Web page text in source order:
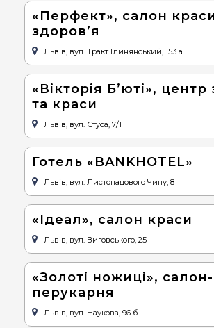
«Перфект», салон
здоров’я
Львів, вул. Тракт Глинянський, 153 а
«Вікторія Б’юті», центр
та краси
Львів, вул. Стуса, 7/1
Готель «BANKHOTEL»
Львів, вул. Листопадового Чину, 8
«Ідеал», салон краси
Львів, вул. Виговського, 25
«Золоті ножиці», салон-
перукарня
Львів, вул. Наукова, 96 б